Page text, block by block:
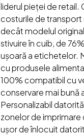
liderul pieței de retail.
costurile de transport
decât modelul
stivuire în cuib, de
ușoară a etichetelor.
cu produsele
100% compatibil cu
conservare mai bună
Personalizabil
zonelor de imprimare
ușor de înlocuit